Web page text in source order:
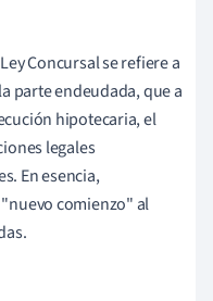
Concursal se refiere a
parte endeudada, que a
hipotecaria, el
legales
En esencia,
comienzo" al